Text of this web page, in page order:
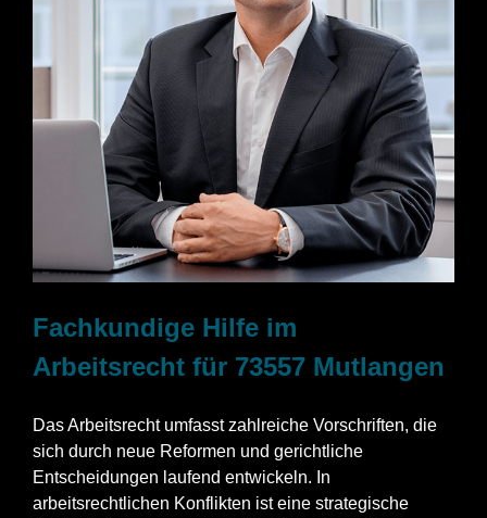
Fachkundige Hilfe im
Arbeitsrecht für 73557 Mutlangen
Das Arbeitsrecht umfasst zahlreiche Vorschriften, die
sich durch neue Reformen und gerichtliche
Entscheidungen laufend entwickeln. In
arbeitsrechtlichen Konflikten ist eine strategische